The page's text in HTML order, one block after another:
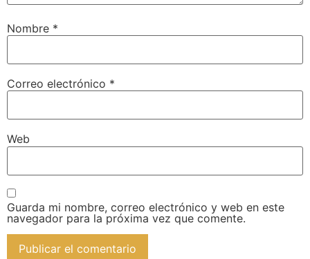
Nombre *
Correo electrónico *
Web
Guarda mi nombre, correo electrónico y web en este
navegador para la próxima vez que comente.